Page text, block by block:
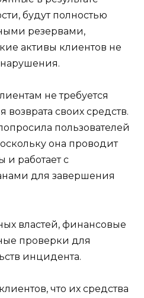
будут полностью
резервами,
активы клиентов не
нарушения.
не требуется
своих средств.
пользователей
она проводит
и работает с
для завершения
властей, финансовые
проверки для
инцидента.
что их средства